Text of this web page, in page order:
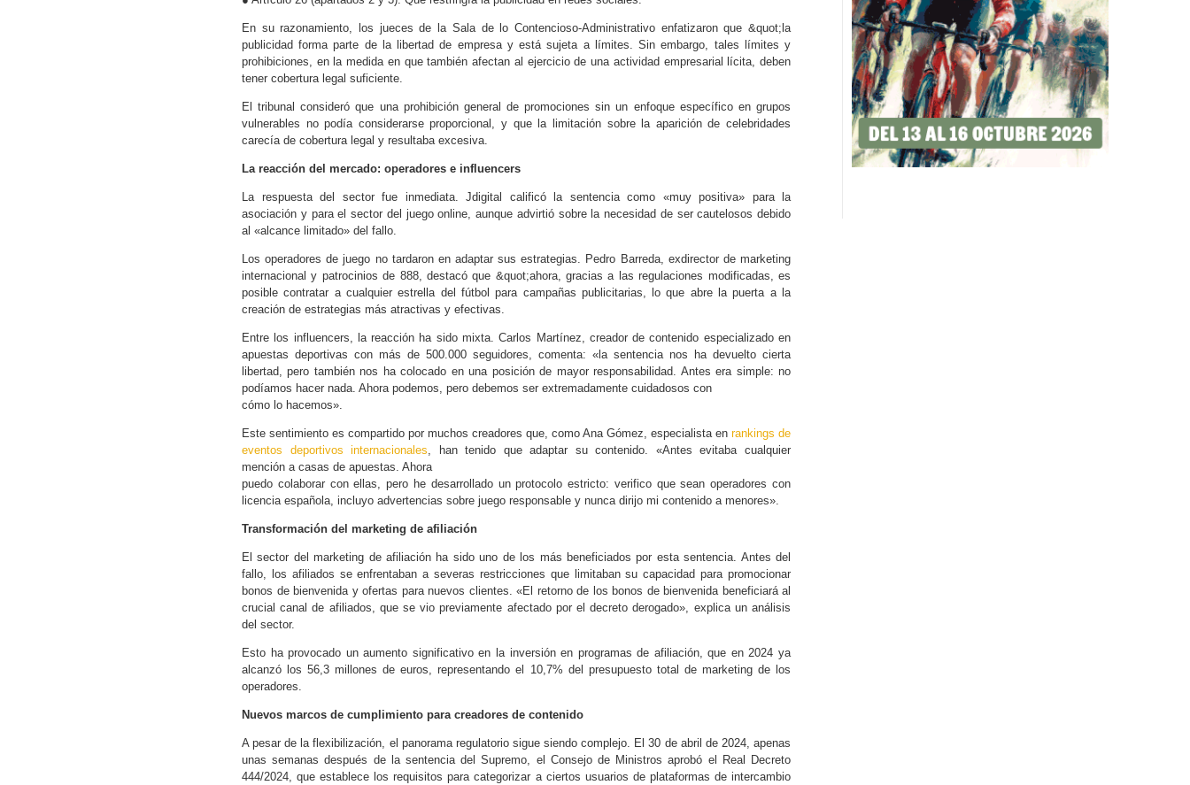
En su razonamiento, los jueces de la Sala de lo Contencioso-Administrativo enfatizaron que &quot;la
publicidad forma parte de la libertad de empresa y está sujeta a límites. Sin embargo, tales límites y
prohibiciones, en la medida en que también afectan al ejercicio de una actividad empresarial lícita, deben
tener cobertura legal suficiente.
El tribunal consideró que una prohibición general de promociones sin un enfoque específico en grupos
vulnerables no podía considerarse proporcional, y que la limitación sobre la aparición de celebridades
carecía de cobertura legal y resultaba excesiva.
La reacción del mercado: operadores e influencers
La respuesta del sector fue inmediata. Jdigital calificó la sentencia como «muy positiva» para la
asociación y para el sector del juego online, aunque advirtió sobre la necesidad de ser cautelosos debido
al «alcance limitado» del fallo.
Los operadores de juego no tardaron en adaptar sus estrategias. Pedro Barreda, exdirector de marketing
internacional y patrocinios de 888, destacó que &quot;ahora, gracias a las regulaciones modificadas, es
posible contratar a cualquier estrella del fútbol para campañas publicitarias, lo que abre la puerta a la
creación de estrategias más atractivas y efectivas.
Entre los influencers, la reacción ha sido mixta. Carlos Martínez, creador de contenido especializado en
apuestas deportivas con más de 500.000 seguidores, comenta: «la sentencia nos ha devuelto cierta
libertad, pero también nos ha colocado en una posición de mayor responsabilidad. Antes era simple: no
podíamos hacer nada. Ahora podemos, pero debemos ser extremadamente cuidadosos con
cómo lo hacemos».
Este sentimiento es compartido por muchos creadores que, como Ana Gómez, especialista en rankings de
eventos deportivos internacionales, han tenido que adaptar su contenido. «Antes evitaba cualquier
mención a casas de apuestas. Ahora
puedo colaborar con ellas, pero he desarrollado un protocolo estricto: verifico que sean operadores con
licencia española, incluyo advertencias sobre juego responsable y nunca dirijo mi contenido a menores».
Transformación del marketing de afiliación
El sector del marketing de afiliación ha sido uno de los más beneficiados por esta sentencia. Antes del
fallo, los afiliados se enfrentaban a severas restricciones que limitaban su capacidad para promocionar
bonos de bienvenida y ofertas para nuevos clientes. «El retorno de los bonos de bienvenida beneficiará al
crucial canal de afiliados, que se vio previamente afectado por el decreto derogado», explica un análisis
del sector.
Esto ha provocado un aumento significativo en la inversión en programas de afiliación, que en 2024 ya
alcanzó los 56,3 millones de euros, representando el 10,7% del presupuesto total de marketing de los
operadores.
Nuevos marcos de cumplimiento para creadores de contenido
A pesar de la flexibilización, el panorama regulatorio sigue siendo complejo. El 30 de abril de 2024, apenas
unas semanas después de la sentencia del Supremo, el Consejo de Ministros aprobó el Real Decreto
444/2024, que establece los requisitos para categorizar a ciertos usuarios de plataformas de intercambio